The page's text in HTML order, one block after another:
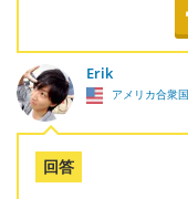
Erik
アメリカ合衆国
回答